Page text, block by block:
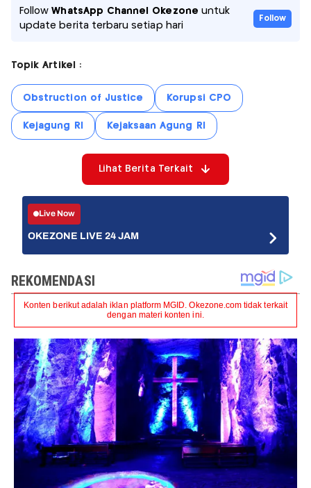
FollowWhatsApp Channel Okezone untuk
update berita terbaru setiap hari
Follow
Topik Artikel :
Obstruction of Justice Korupsi CPO
Kejagung RI Kejaksaan Agung RI
Lihat Berita Terkait
Live Now
OKEZONE LIVE 24 JAM